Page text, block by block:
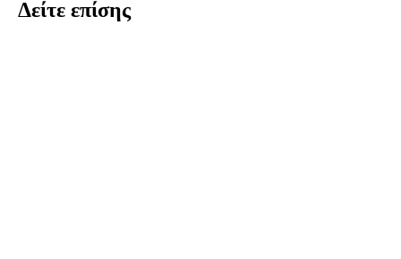
Δείτε επίσης